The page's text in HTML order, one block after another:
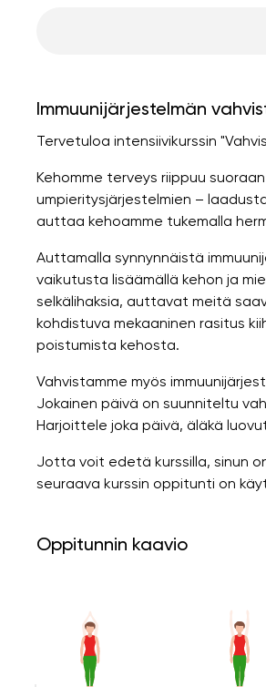
Immuunijärjestelmän
Tervetuloa intensiivikurssin
Kehomme terveys riippuu
umpieritysjärjestelmien –
auttaa kehoamme tukemalla
Auttamalla synnynnäistä
vaikutusta lisäämällä kehon ja
selkälihaksia, auttavat meitä
kohdistuva mekaaninen rasitus
poistumista kehosta.
Vahvistamme myös
Jokainen päivä on suunniteltu
Harjoittele joka päivä, äläkä
Jotta voit edetä kurssilla, sinun
seuraava kurssin oppitunti on
Oppitunnin kaavio